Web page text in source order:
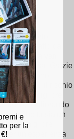
un supporto
passo. Fatto da
adatti a vari
alla corsa. Grazie
riducono
al minimo il rischio
una migliore
peso, migliorando
Che tu sia un
un migliore
per un'esperienza
e
per la